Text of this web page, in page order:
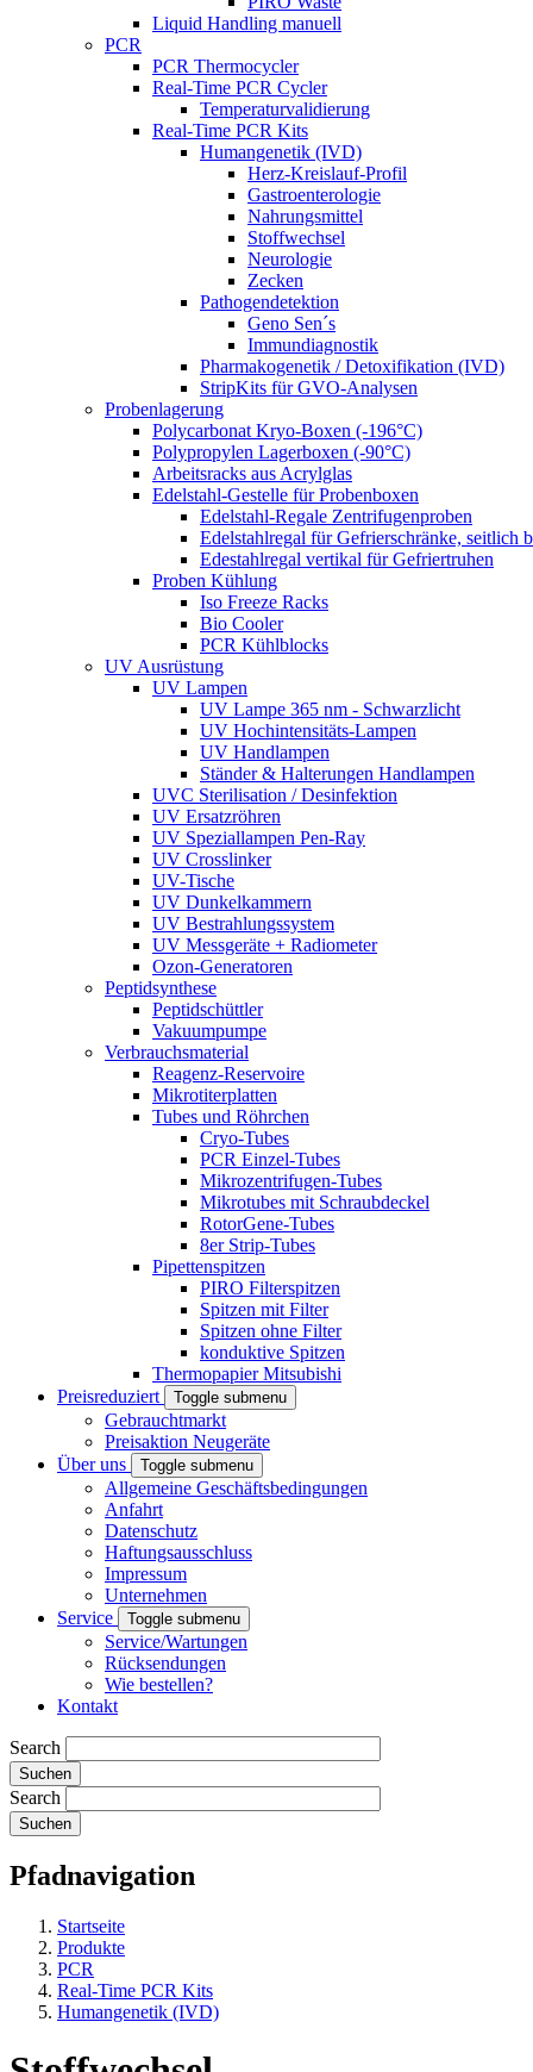
Liquid Handling manuell
PCR
PCR Thermocycler
Real-Time PCR Cycler
Temperaturvalidierung
Real-Time PCR Kits
Humangenetik (IVD)
Herz-Kreislauf-Profil
Gastroenterologie
Nahrungsmittel
Stoffwechsel
Neurologie
Zecken
Pathogendetektion
Geno Sen´s
Immundiagnostik
Pharmakogenetik / Detoxifikation (IVD)
StripKits für GVO-Analysen
Probenlagerung
Polycarbonat Kryo-Boxen (-196°C)
Polypropylen Lagerboxen (-90°C)
Arbeitsracks aus Acrylglas
Edelstahl-Gestelle für Probenboxen
Edelstahl-Regale Zentrifugenproben
Edelstahlregal für Gefrierschränke, seitlich
Edestahlregal vertikal für Gefriertruhen
Proben Kühlung
Iso Freeze Racks
Bio Cooler
PCR Kühlblocks
UV Ausrüstung
UV Lampen
UV Lampe 365 nm - Schwarzlicht
UV Hochintensitäts-Lampen
UV Handlampen
Ständer & Halterungen Handlampen
UVC Sterilisation / Desinfektion
UV Ersatzröhren
UV Speziallampen Pen-Ray
UV Crosslinker
UV-Tische
UV Dunkelkammern
UV Bestrahlungssystem
UV Messgeräte + Radiometer
Ozon-Generatoren
Peptidsynthese
Peptidschüttler
Vakuumpumpe
Verbrauchsmaterial
Reagenz-Reservoire
Mikrotiterplatten
Tubes und Röhrchen
Cryo-Tubes
PCR Einzel-Tubes
Mikrozentrifugen-Tubes
Mikrotubes mit Schraubdeckel
RotorGene-Tubes
8er Strip-Tubes
Pipettenspitzen
PIRO Filterspitzen
Spitzen mit Filter
Spitzen ohne Filter
konduktive Spitzen
Thermopapier Mitsubishi
Preisreduziert
Toggle submenu
Gebrauchtmarkt
Preisaktion Neugeräte
Über uns
Toggle submenu
Allgemeine Geschäftsbedingungen
Anfahrt
Datenschutz
Haftungsausschluss
Impressum
Unternehmen
Service
Toggle submenu
Service/Wartungen
Rücksendungen
Wie bestellen?
Kontakt
Search
Search
Pfadnavigation
Startseite
Produkte
PCR
Real-Time PCR Kits
Humangenetik (IVD)